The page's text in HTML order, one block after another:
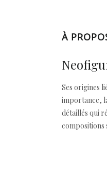
À
Ses origines
importance,
détaillés qui
compositions